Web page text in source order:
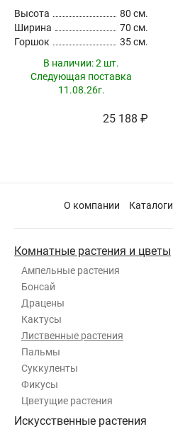
Высота
80 см.
Ширина
70 см.
Горшок
35 см.
В наличии:2 шт.
Следующая поставка
11.08.26г.
25 188 ₽
О компании Каталоги
Комнатные растения и цветы
Ампельные растения
Бонсай
Драцены
Кактусы
Лиственные растения
Пальмы
Суккуленты
Фикусы
Цветущие растения
Искусственные растения